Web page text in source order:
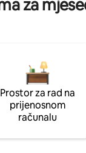
za
Prostor za rad na
prijenosnom
računalu